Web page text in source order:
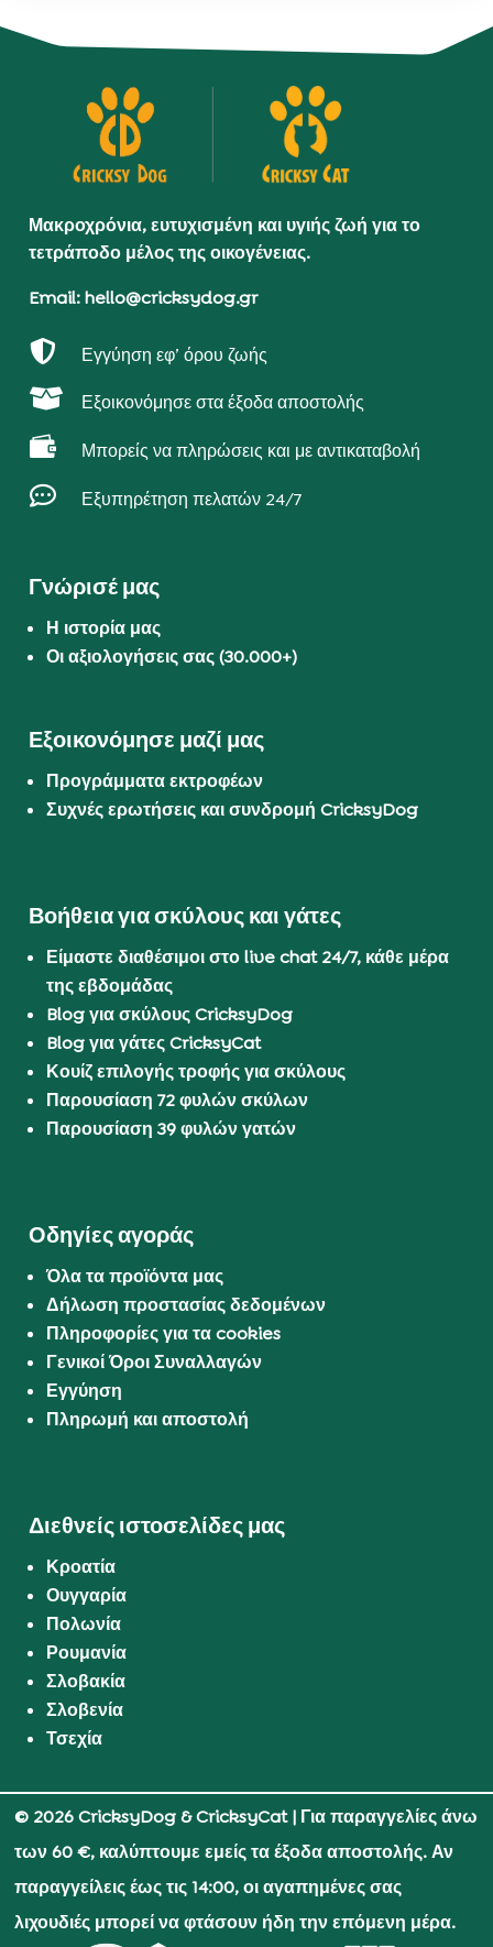
Μακροχρόνια, ευτυχισμένη και υγιής ζωή για το
τετράποδο μέλος της οικογένειας.
Email: hello@cricksydog.gr
 Εγγύηση εφ’ όρου ζωής
 Εξοικονόμησε στα έξοδα αποστολής
 Μπορείς να πληρώσεις και με αντικαταβολή
 Εξυπηρέτηση πελατών 24/7
Γνώρισέ μας
Η ιστορία μας
Οι αξιολογήσεις σας (30.000+)
Εξοικονόμησε μαζί μας
Προγράμματα εκτροφέων
Συχνές ερωτήσεις και συνδρομή CricksyDog
Βοήθεια για σκύλους και γάτες
Είμαστε διαθέσιμοι στο live chat 24/7, κάθε μέρα
της εβδομάδας
Blog για σκύλους CricksyDog
Blog για γάτες CricksyCat
Κουίζ επιλογής τροφής για σκύλους
Παρουσίαση 72 φυλών σκύλων
Παρουσίαση 39 φυλών γατών
Οδηγίες αγοράς
Όλα τα προϊόντα μας
Δήλωση προστασίας δεδομένων
Πληροφορίες για τα cookies
Γενικοί Όροι Συναλλαγών
Εγγύηση
Πληρωμή και αποστολή
Διεθνείς ιστοσελίδες μας
Κροατία
Ουγγαρία
Πολωνία
Ρουμανία
Σλοβακία
Σλοβενία
Τσεχία
© 2026 CricksyDog & CricksyCat| Για παραγγελίες άνω
των 60 €, καλύπτουμε εμείς τα έξοδα αποστολής. Αν
παραγγείλεις έως τις 14:00, οι αγαπημένες σας
λιχουδιές μπορεί να φτάσουν ήδη την επόμενη μέρα.